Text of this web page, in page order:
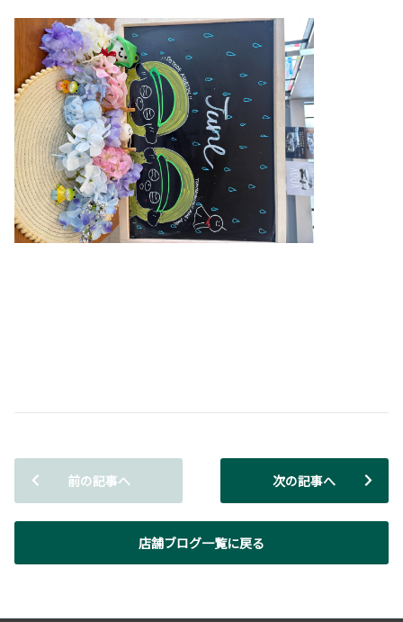
前の記事へ
店舗ブログ一覧に戻る
次の記事へ